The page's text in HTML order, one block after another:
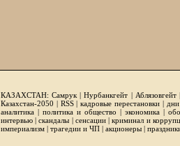
КАЗАХСТАН: Самрук |Нурбанкгейт | Аблязовгейт
Казахстан-2050 | RSS|кадровые перестановки|
аналитика | политика и общество | экономика |
интервью |скандалы | сенсации|криминал и
империализм | трагедии и ЧП | акционеры |